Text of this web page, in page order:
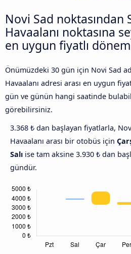
Novi Sad noktasından
Havaalanı noktasına
en uygun fiyatlı dönem
Önümüzdeki 30 gün için Novi Sad
Havaalanı adresi arası en uygun
gün ve günün hangi saatinde
görebilirsiniz.
3.368 ₺ dan başlayan fiyatlarla,
Havaalanı arası bir otobüs için
Salı ise tam aksine 3.930 ₺ dan
gündür.